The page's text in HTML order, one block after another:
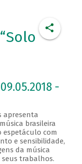
-
apresenta
brasileira
espetáculo com
e sensibilidade,
da música
trabalhos.